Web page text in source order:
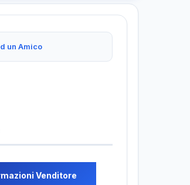
un Amico
Venditore